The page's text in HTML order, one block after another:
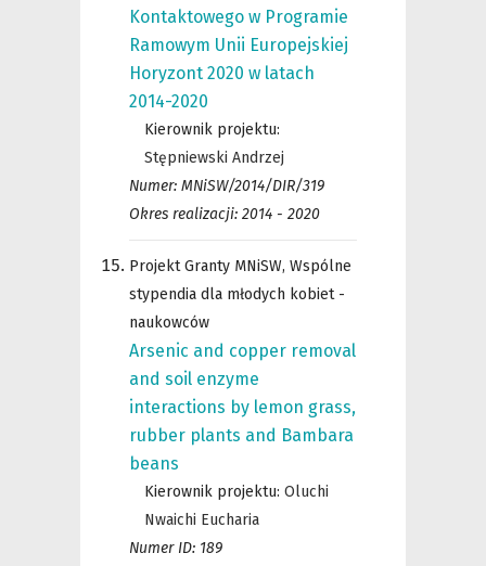
Kontaktowego w Programie
Ramowym Unii Europejskiej
Horyzont 2020 w latach
2014-2020
Kierownik projektu:
Stępniewski Andrzej
Numer: MNiSW/2014/DIR/319
Okres realizacji: 2014 - 2020
Projekt Granty MNiSW, Wspólne
stypendia dla młodych kobiet -
naukowców
Arsenic and copper removal
and soil enzyme
interactions by lemon grass,
rubber plants and Bambara
beans
Kierownik projektu: Oluchi
Nwaichi Eucharia
Numer ID: 189